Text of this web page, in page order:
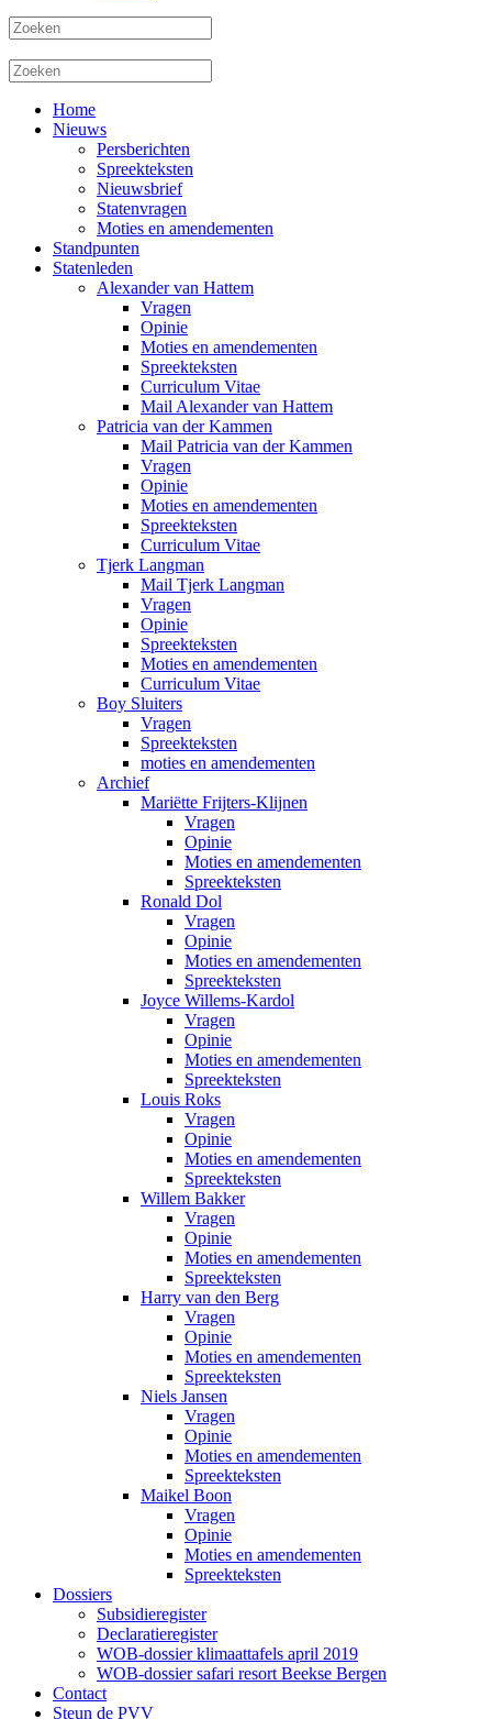
Home
Nieuws
Persberichten
Spreekteksten
Nieuwsbrief
Statenvragen
Moties en amendementen
Standpunten
Statenleden
Alexander van Hattem
Vragen
Opinie
Moties en amendementen
Spreekteksten
Curriculum Vitae
Mail Alexander van Hattem
Patricia van der Kammen
Mail Patricia van der Kammen
Vragen
Opinie
Moties en amendementen
Spreekteksten
Curriculum Vitae
Tjerk Langman
Mail Tjerk Langman
Vragen
Opinie
Spreekteksten
Moties en amendementen
Curriculum Vitae
Boy Sluiters
Vragen
Spreekteksten
moties en amendementen
Archief
Mariëtte Frijters-Klijnen
Vragen
Opinie
Moties en amendementen
Spreekteksten
Ronald Dol
Vragen
Opinie
Moties en amendementen
Spreekteksten
Joyce Willems-Kardol
Vragen
Opinie
Moties en amendementen
Spreekteksten
Louis Roks
Vragen
Opinie
Moties en amendementen
Spreekteksten
Willem Bakker
Vragen
Opinie
Moties en amendementen
Spreekteksten
Harry van den Berg
Vragen
Opinie
Moties en amendementen
Spreekteksten
Niels Jansen
Vragen
Opinie
Moties en amendementen
Spreekteksten
Maikel Boon
Vragen
Opinie
Moties en amendementen
Spreekteksten
Dossiers
Subsidieregister
Declaratieregister
WOB-dossier klimaattafels april 2019
WOB-dossier safari resort Beekse Bergen
Contact
Steun de PVV